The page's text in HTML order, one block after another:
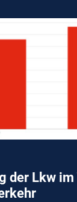
der Lkw